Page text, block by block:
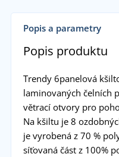
Popis a parametry
Popis produktu
Trendy 6panelová
laminovaných čelních
větrací otvory pro
Na kšiltu je 8
je vyrobená z 70 %
síťovaná část z 100%